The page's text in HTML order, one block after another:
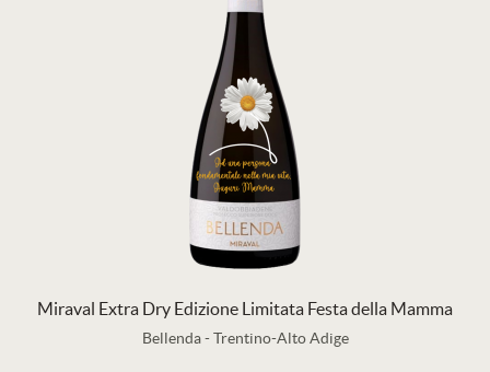
Miraval Extra Dry Edizione Limitata Festa della Mamma
Bellenda -Trentino-Alto Adige